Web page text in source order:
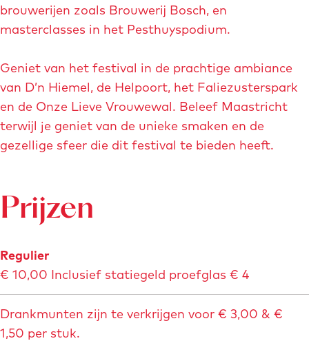
b
e
l
d
i
n
g
r
e
s
t
i
v
r
g
o
t
e
a
f
e
l
i
n
g
B
i
brouwerijen zoals Brouwerij Bosch, en
masterclasses in het Pesthuyspodium.
Geniet van het festival in de prachtige ambiance
van D’n Hiemel, de Helpoort, het Faliezusterspark
en de Onze Lieve Vrouwewal. Beleef Maastricht
terwijl je geniet van de unieke smaken en de
gezellige sfeer die dit festival te bieden heeft.
Prijzen
Regulier
€ 10,00 Inclusief statiegeld proefglas € 4
Drankmunten zijn te verkrijgen voor € 3,00 & €
1,50 per stuk.